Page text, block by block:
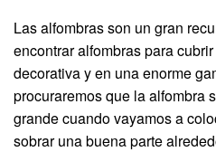
Las alfombras son un gran
encontrar alfombras para
decorativa y en una enorme
procuraremos que la alfombra
grande cuando vayamos a
sobrar una buena parte